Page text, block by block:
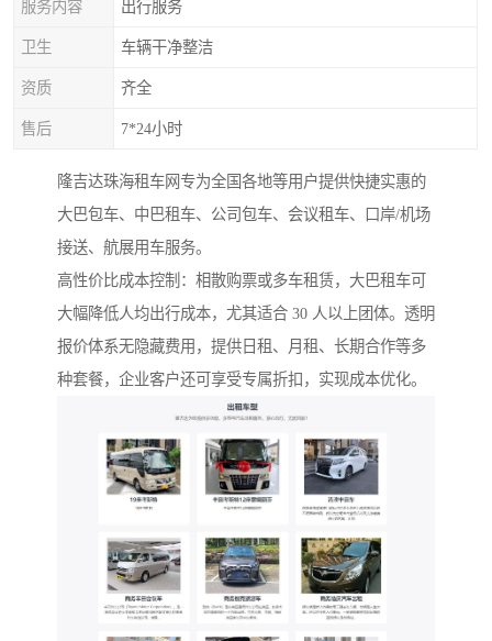
服务内容 出行服务
卫生 车辆干净整洁
资质 齐全
售后 7*24小时
隆吉达珠海租车网专为全国各地等用户提供快捷实惠的
大巴包车、中巴租车、公司包车、会议租车、口岸/机场
接送、航展用车服务。
高性价比成本控制：相散购票或多车租赁，大巴租车可
大幅降低人均出行成本，尤其适合 30 人以上团体。透明
报价体系无隐藏费用，提供日租、月租、长期合作等多
种套餐，企业客户还可享受专属折扣，实现成本优化。